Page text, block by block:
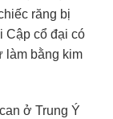
răng bị
Cập cổ đại có
làm bằng kim
ở Trung Ý